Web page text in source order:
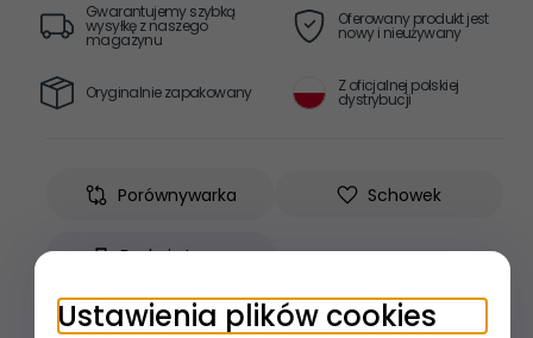
Gwarantujemy szybką
wysyłkę z naszego
magazynu
Oferowany produkt jest
nowy i nieużywany
Oryginalnie zapakowany Z oficjalnej polskiej
dystrybucji
Porównywarka Schowek
Drukuj stronę
Ustawienia plików cookies